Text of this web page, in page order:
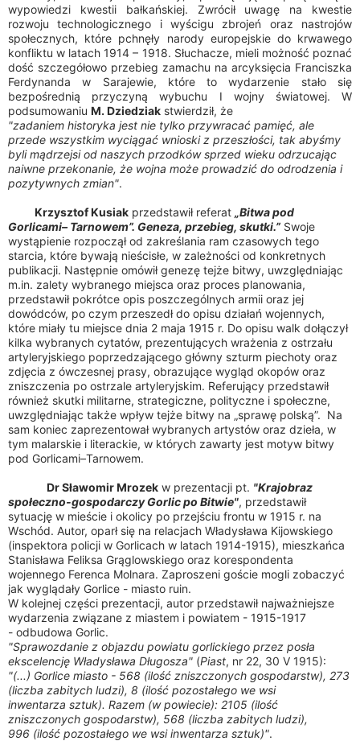
wypowiedzi kwestii bałkańskiej. Zwrócił uwagę na kwestie
rozwoju technologicznego i wyścigu zbrojeń oraz nastrojów
społecznych, które pchnęły narody europejskie do krwawego
konfliktu w latach 1914 – 1918. Słuchacze, mieli możność poznać
dość szczegółowo przebieg zamachu na arcyksięcia Franciszka
Ferdynanda w Sarajewie, które to wydarzenie stało się
bezpośrednią przyczyną wybuchu I wojny światowej. W
podsumowaniu M. Dziedziak stwierdził, że
"zadaniem historyka jest nie tylko przywracać pamięć, ale
przede wszystkim wyciągać wnioski z przeszłości, tak abyśmy
byli mądrzejsi od naszych przodków sprzed wieku odrzucając
naiwne przekonanie, że wojna może prowadzić do odrodzenia i
pozytywnych zmian".
Krzysztof Kusiak przedstawił referat „Bitwa pod
Gorlicami– Tarnowem”. Geneza, przebieg, skutki.” Swoje
wystąpienie rozpoczął od zakreślania ram czasowych tego
starcia, które bywają nieścisłe, w zależności od konkretnych
publikacji. Następnie omówił genezę tejże bitwy, uwzględniając
m.in. zalety wybranego miejsca oraz proces planowania,
przedstawił pokrótce opis poszczególnych armii oraz jej
dowódców, po czym przeszedł do opisu działań wojennych,
które miały tu miejsce dnia 2 maja 1915 r. Do opisu walk dołączył
kilka wybranych cytatów, prezentujących wrażenia z ostrzału
artyleryjskiego poprzedzającego główny szturm piechoty oraz
zdjęcia z ówczesnej prasy, obrazujące wygląd okopów oraz
zniszczenia po ostrzale artyleryjskim. Referujący przedstawił
również skutki militarne, strategiczne, polityczne i społeczne,
uwzględniając także wpływ tejże bitwy na „sprawę polską”. Na
sam koniec zaprezentował wybranych artystów oraz dzieła, w
tym malarskie i literackie, w których zawarty jest motyw bitwy
pod Gorlicami–Tarnowem.
Dr Sławomir Mrozek w prezentacji pt. "Krajobraz
społeczno-gospodarczy Gorlic po Bitwie", przedstawił
sytuację w mieście i okolicy po przejściu frontu w 1915 r. na
Wschód. Autor, oparł się na relacjach Władysława Kijowskiego
(inspektora policji w Gorlicach w latach 1914-1915), mieszkańca
Stanisława Feliksa Grąglowskiego oraz korespondenta
wojennego Ferenca Molnara. Zaproszeni goście mogli zobaczyć
jak wyglądały Gorlice - miasto ruin.
W kolejnej części prezentacji, autor przedstawił najważniejsze
wydarzenia związane z miastem i powiatem - 1915-1917
- odbudowa Gorlic.
"Sprawozdanie z objazdu powiatu gorlickiego przez posła
ekscelencję Władysława Długosza" (Piast, nr 22, 30 V 1915):
"(...) Gorlice miasto - 568 (ilość zniszczonych gospodarstw), 273
(liczba zabitych ludzi), 8 (ilość pozostałego we wsi
inwentarza sztuk). Razem (w powiecie): 2105 (ilość
zniszczonych gospodarstw), 568 (liczba zabitych ludzi),
996 (ilość pozostałego we wsi inwentarza sztuk)".